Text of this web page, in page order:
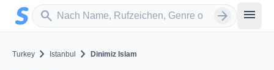
Zum Hauptinhalt springen
search
Sender suchen arrow_forward menu
Turkey chevron_right Istanbul chevron_right Dinimiz Islam